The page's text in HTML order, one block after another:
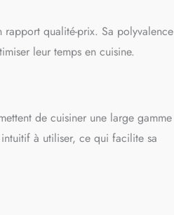
qualité-prix. Sa polyvalence
leur temps en cuisine.
de cuisiner une large gamme
intuitif à utiliser, ce qui facilite sa